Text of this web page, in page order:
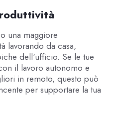
una maggiore
lavorando da casa,
dell'ufficio. Se le tue
il lavoro autonomo e
in remoto, questo può
per supportare la tua